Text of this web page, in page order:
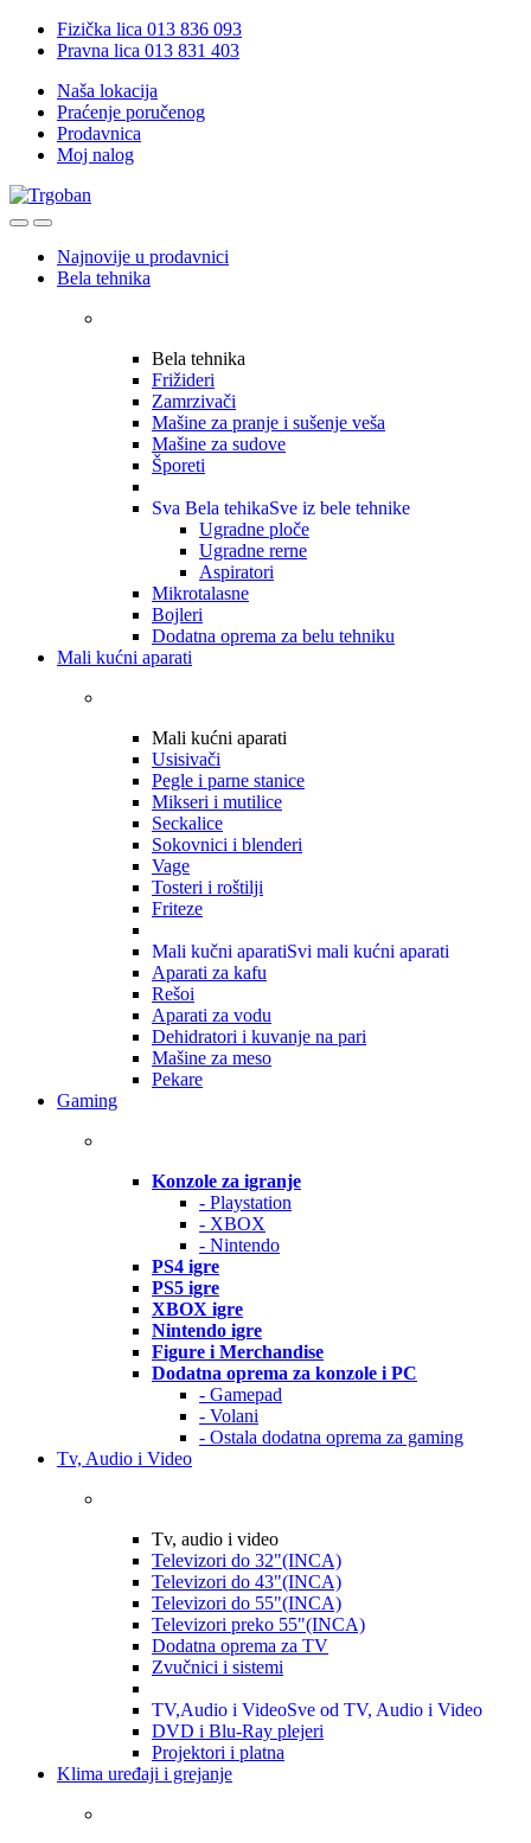
Skip
Skip
Fizička lica 013 836 093
Pravna lica 013 831 403
Naša lokacija
Praćenje poručenog
Prodavnica
Moj nalog
OpenClose
Najnovije u prodavnici
Bela tehnika
Bela tehnika
Frižideri
Zamrzivači
Mašine za pranje i sušenje veša
Mašine za sudove
Šporeti
Sva Bela tehikaSve iz bele tehnike
Ugradne ploče
Ugradne rerne
Aspiratori
Mikrotalasne
Bojleri
Dodatna oprema za belu tehniku
Mali kućni aparati
Mali kućni aparati
Usisivači
Pegle i parne stanice
Mikseri i mutilice
Seckalice
Sokovnici i blenderi
Vage
Tosteri i roštilji
Friteze
Mali kučni aparatiSvi mali kućni aparati
Aparati za kafu
Rešoi
Aparati za vodu
Dehidratori i kuvanje na pari
Mašine za meso
Pekare
Gaming
Konzole za igranje
- Playstation
- XBOX
- Nintendo
PS4 igre
PS5 igre
XBOX igre
Nintendo igre
Figure i Merchandise
Dodatna oprema za konzole i PC
- Gamepad
- Volani
- Ostala dodatna oprema za gaming
Tv, Audio i Video
Tv, audio i video
Televizori do 32"(INCA)
Televizori do 43"(INCA)
Televizori do 55"(INCA)
Televizori preko 55"(INCA)
Dodatna oprema za TV
Zvučnici i sistemi
TV,Audio i VideoSve od TV, Audio i Video
DVD i Blu-Ray plejeri
Projektori i platna
Klima uređaji i grejanje